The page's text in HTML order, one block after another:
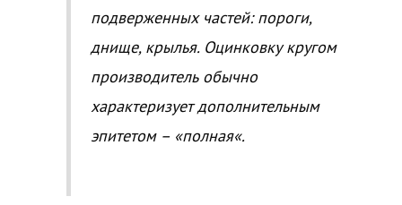
подверженных частей: пороги,
днище, крылья. Оцинковку кругом
производитель обычно
характеризует дополнительным
эпитетом – «полная«.